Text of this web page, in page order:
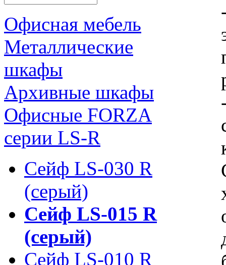
Офисная мебель
Металлические
шкафы
Архивные шкафы
Офисные FORZA
серии LS-R
Сейф LS-030 R
(серый)
Сейф LS-015 R
(серый)
Сейф LS-010 R